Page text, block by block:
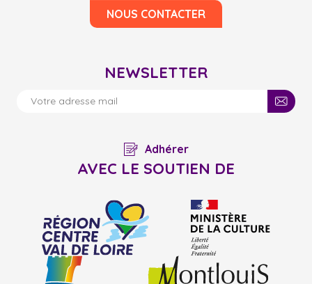
NOUS CONTACTER
NEWSLETTER
Adhérer
AVEC LE SOUTIEN DE